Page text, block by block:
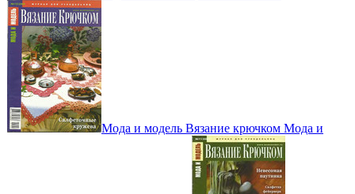
Мода и модель Вязание крючком Мода и